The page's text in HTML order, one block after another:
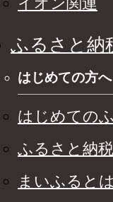
ふるさと納
はじめての方へ
はじめての
ふるさと納
まいふると